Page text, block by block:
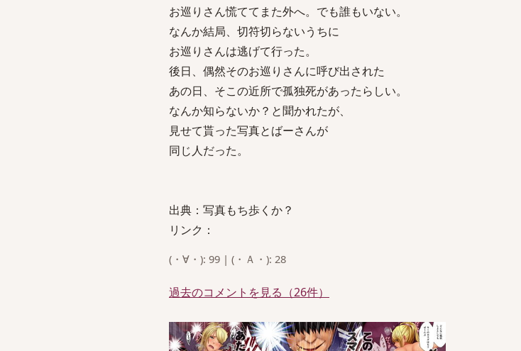
お巡りさん慌ててまた外へ。でも誰もいない。
なんか結局、切符切らないうちに
お巡りさんは逃げて行った。
後日、偶然そのお巡りさんに呼び出された
あの日、そこの近所で孤独死があったらしい。
なんか知らないか？と聞かれたが、
見せて貰った写真とばーさんが
同じ人だった。
出典：写真もち歩くか？
リンク：
(・∀・): 99 | (・Ａ・): 28
過去のコメントを見る（26件）